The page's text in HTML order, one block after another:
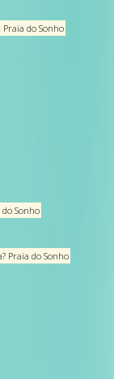
Praia do Sonho
Sonho
Praia do Sonho